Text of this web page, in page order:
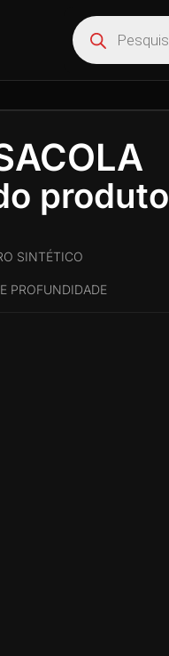
produto
SINTÉTICO
PROFUNDIDADE